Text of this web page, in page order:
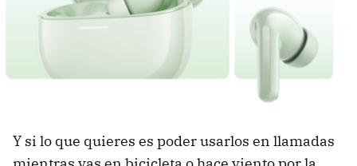
Y si lo que quieres es poder usarlos en llamadas